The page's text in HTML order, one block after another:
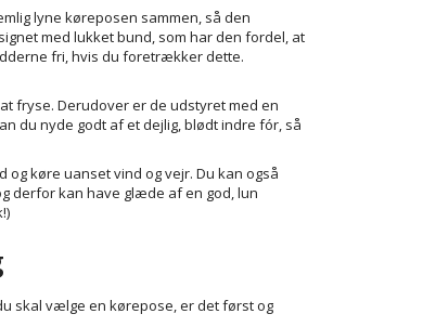
lyne køreposen sammen, så den
med lukket bund, som har den fordel, at
fri, hvis du foretrækker dette.
fryse. Derudover er de udstyret med en
du nyde godt af et dejlig, blødt indre fór, så
køre uanset vind og vejr. Du kan også
derfor kan have glæde af en god, lun
skal vælge en kørepose, er det først og